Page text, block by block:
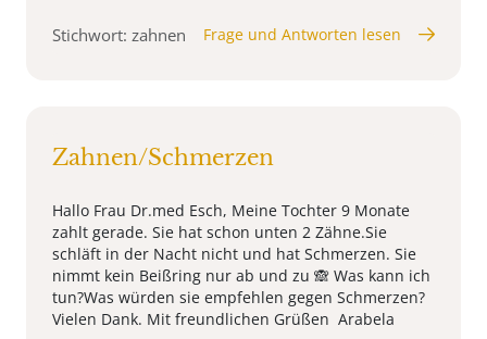
Stichwort: zahnen Frage und Antworten lesen
Zahnen/Schmerzen
Hallo Frau Dr.med Esch, Meine Tochter 9 Monate
zahlt gerade. Sie hat schon unten 2 Zähne.Sie
schläft in der Nacht nicht und hat Schmerzen. Sie
nimmt kein Beißring nur ab und zu 🙈 Was kann ich
tun?Was würden sie empfehlen gegen Schmerzen?
Vielen Dank. Mit freundlichen Grüßen Arabela